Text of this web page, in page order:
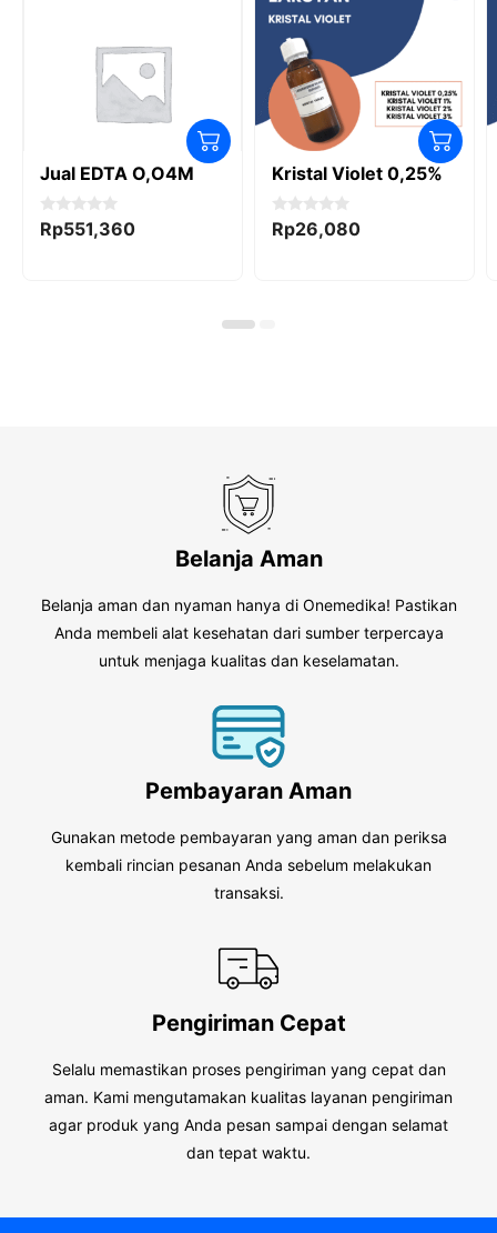
Jual EDTA O,O4M
0
o
Rp551,360
Kristal Violet 0,25%
0
o
Rp26,080
Belanja Aman
Belanja aman dan nyaman hanya di Onemedika! Pastikan
Anda membeli alat kesehatan dari sumber terpercaya
untuk menjaga kualitas dan keselamatan.
Pembayaran Aman
Gunakan metode pembayaran yang aman dan periksa
kembali rincian pesanan Anda sebelum melakukan
transaksi.
Pengiriman Cepat
Selalu memastikan proses pengiriman yang cepat dan
aman. Kami mengutamakan kualitas layanan pengiriman
agar produk yang Anda pesan sampai dengan selamat
dan tepat waktu.